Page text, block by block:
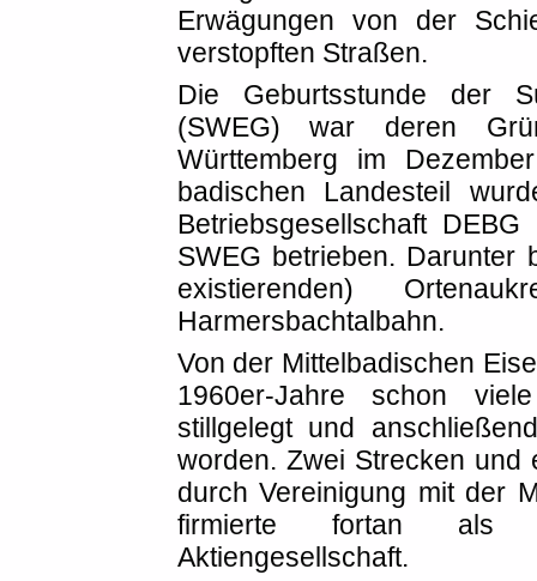
Erwägungen von der
verstopften Straßen.
Die Geburtsstunde der
(SWEG) war deren
Württemberg im
badischen Landesteil
Betriebsgesellschaft
SWEG betrieben. Darunter
existierenden)
Harmersbachtalbahn.
Von der Mittelbadischen
1960er-Jahre schon
stillgelegt und
worden. Zwei Strecken und
durch Vereinigung mit der
firmierte fortan als
Aktiengesellschaft.